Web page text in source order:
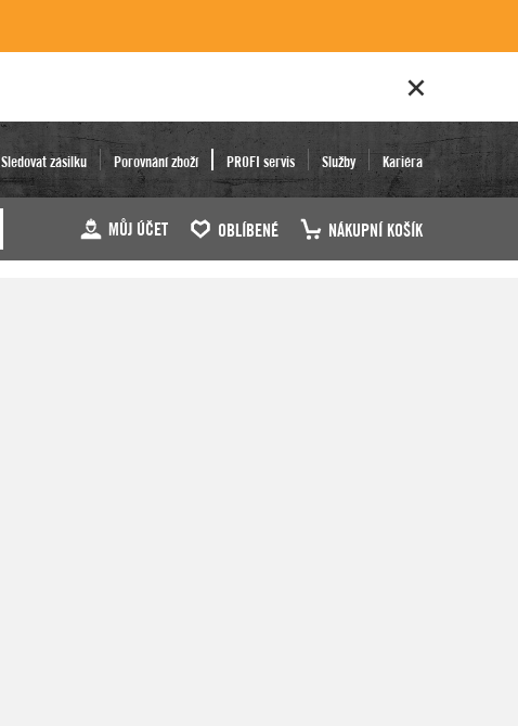
Sledovat zásilku Porovnání zboží PROFI servis Služby Kariéra
MŮJ ÚČET OBLÍBENÉ NÁKUPNÍ KOŠÍK